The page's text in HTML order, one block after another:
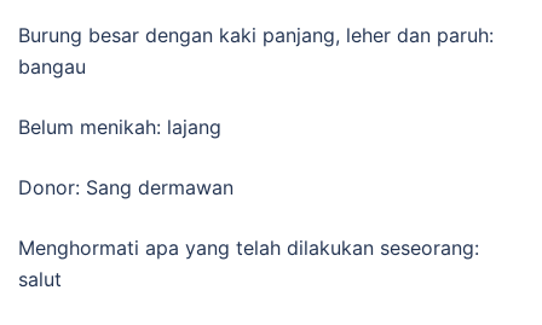
Burung besar dengan kaki panjang, leher dan paruh:
bangau
Belum menikah: lajang
Donor: Sang dermawan
Menghormati apa yang telah dilakukan seseorang:
salut